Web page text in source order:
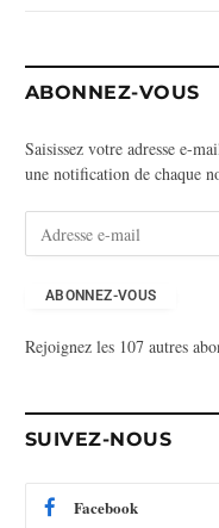
ABONNEZ-VOUS
Saisissez votre adresse e-
une notification de chaque
s
m
ABONNEZ-VOUS
Rejoignez les 107 autres
SUIVEZ-NOUS
Facebook